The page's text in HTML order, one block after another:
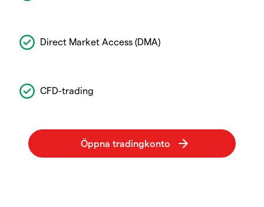
Direct Market Access (DMA)
CFD-trading